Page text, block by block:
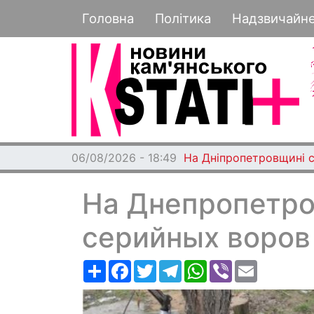
Основная навигация
Головна Політика
06/08/2026 - 18:49 На Дніпропетровщині
На
серийных воров
РесурсFacebook
TwitterTelegramWhatsApp
Viber